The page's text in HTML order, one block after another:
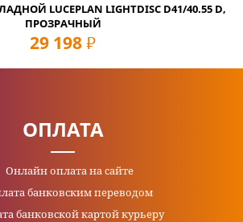
LUCEPLAN LIGHTDISC D41/40.55 D,
ПРОЗРАЧНЫЙ
29 198 руб
ОПЛАТА
Онлайн оплата на сайте
банковским переводом
банковской картой курьеру